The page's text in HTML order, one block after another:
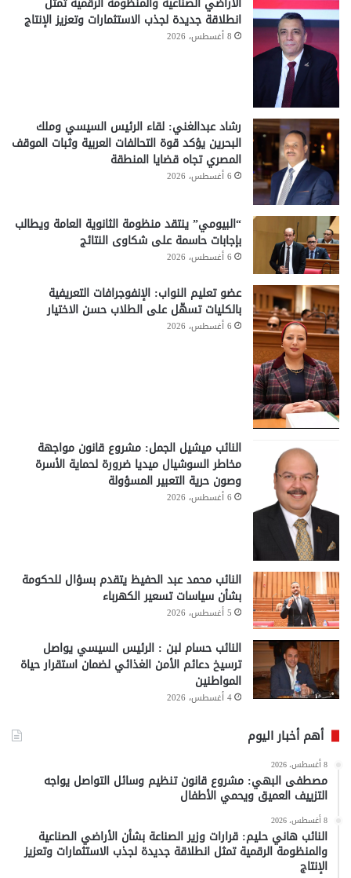
انطلاقة جديدة لجذب الاستثمارات وتعزيز الإنتاج
8 أغسطس، 2026
رشاد عبدالغني: لقاء الرئيس السيسي وملك
البحرين يؤكد قوة التحالفات العربية وثبات الموقف
المصري تجاه قضايا المنطقة
6 أغسطس، 2026
“البيومي” ينتقد منظومة الثانوية العامة ويطالب
بإجابات حاسمة على شكاوى النتائج
6 أغسطس، 2026
عضو تعليم النواب: الإنفوجرافات التعريفية
بالكليات تسهّل على الطلاب حسن الاختيار
6 أغسطس، 2026
النائب ميشيل الجمل: مشروع قانون مواجهة
مخاطر السوشيال ميديا ضرورة لحماية الأسرة
وصون حرية التعبير المسؤولة
6 أغسطس، 2026
النائب محمد عبد الحفيظ يتقدم بسؤال للحكومة
بشأن سياسات تسعير الكهرباء
5 أغسطس، 2026
النائب حسام لبن : الرئيس السيسي يواصل
ترسيخ دعائم الأمن الغذائي لضمان استقرار حياة
المواطنين
4 أغسطس، 2026
أهم أخبار اليوم
8 أغسطس، 2026
مصطفى البهي: مشروع قانون تنظيم وسائل التواصل يواجه
التزييف العميق ويحمي الأطفال
8 أغسطس، 2026
النائب هاني حليم: قرارات وزير الصناعة بشأن الأراضي الصناعية
والمنظومة الرقمية تمثل انطلاقة جديدة لجذب الاستثمارات وتعزيز
الإنتاج